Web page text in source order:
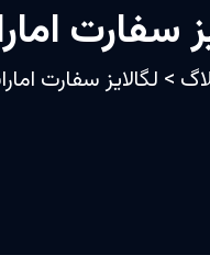
سفارت
> لگالایز سفارت